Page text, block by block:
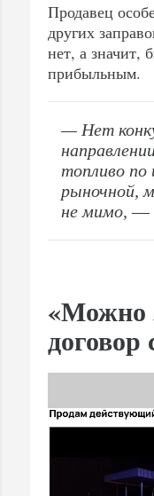
Продавец
других
нет, а значит,
прибыльным.
— Нет
топливо
рыночной,
не мимо, —
«Можно